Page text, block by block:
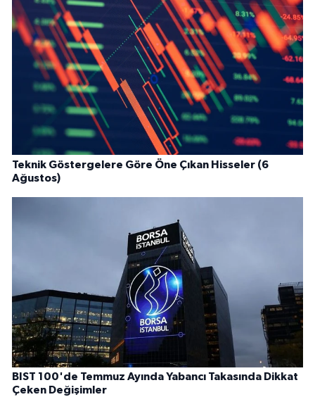
Teknik Göstergelere Göre Öne Çıkan Hisseler (6
Ağustos)
BIST 100'de Temmuz Ayında Yabancı Takasında Dikkat
Çeken Değişimler